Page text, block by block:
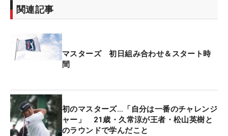
関連記事
マスターズ 初日組み合わせ＆スタート時
間
初のマスターズ…「自分は一番のチャレンジ
ャー」 21歳・久常涼が王者・松山英樹と
のラウンドで学んだこと